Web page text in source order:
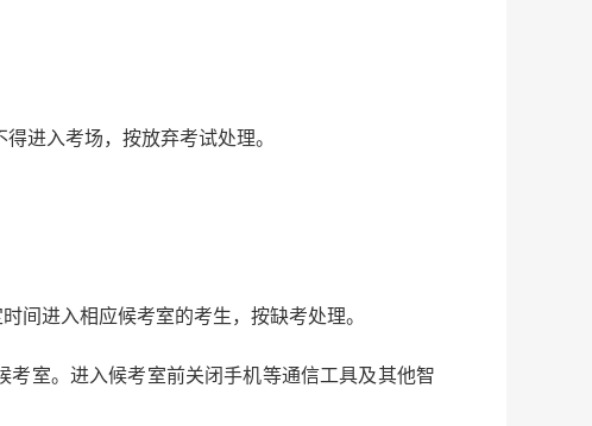
进入考场，按放弃考试处理。
间进入相应候考室的考生，按缺考处理。
室。进入候考室前关闭手机等通信工具及其他智